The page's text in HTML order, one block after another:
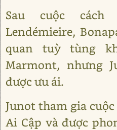
Sau cuộc
Lendémieire,
quan tuỳ tùng
Marmont, nhưng
được ưu ái.
Junot tham gia
Ai Cập và được